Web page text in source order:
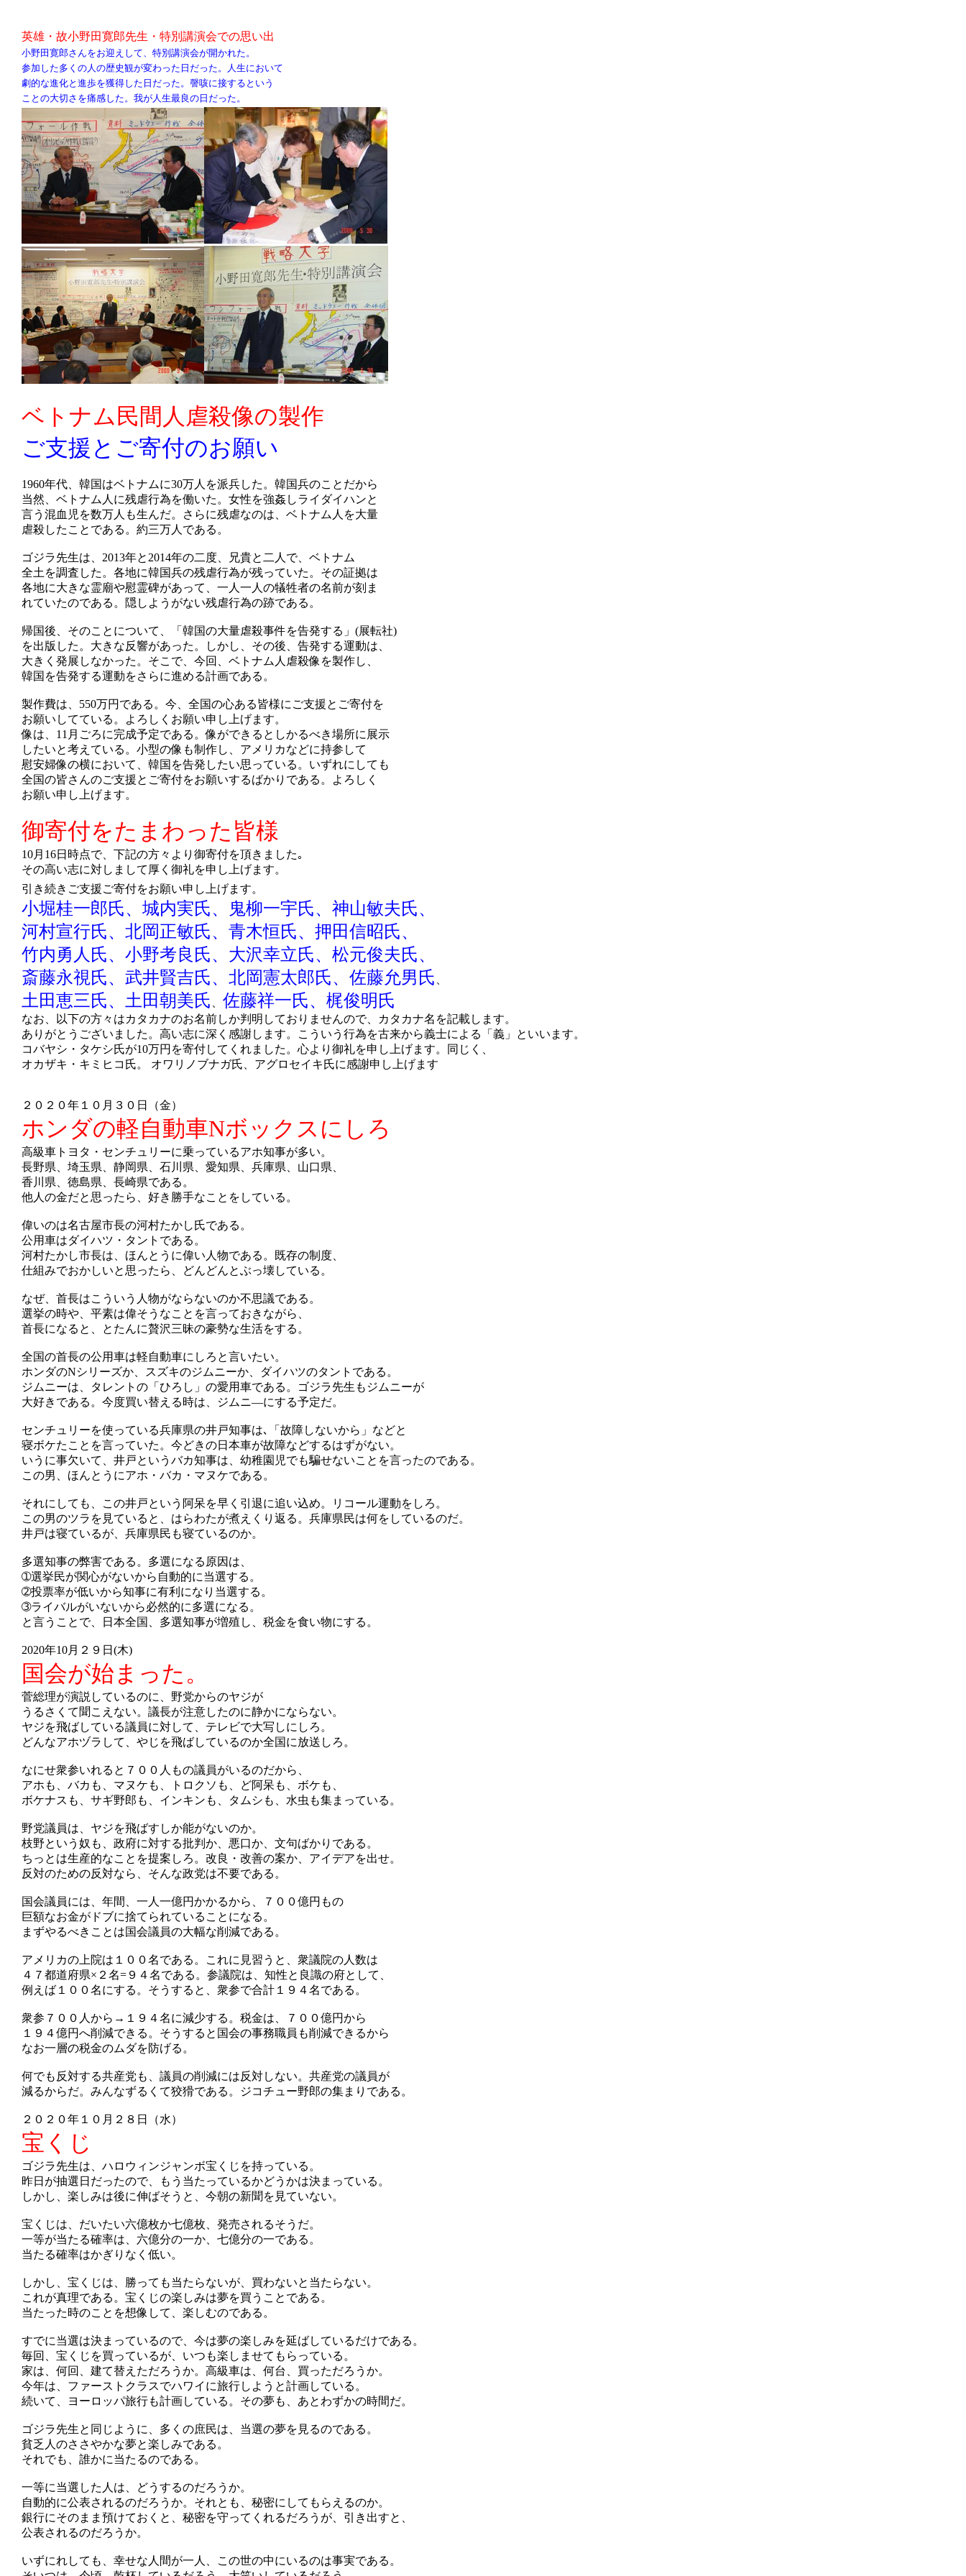
英雄・故小野田寛郎先生・特別講演会での思い出
小野田寛郎さんをお迎えして、特別講演会が開かれた。
参加した多くの人の歴史観が変わった日だった。人生において
劇的な進化と進歩を獲得した日だった。謦咳に接するという
ことの大切さを痛感した。我が人生最良の日だった。
ベトナム民間人虐殺像の製作
ご支援とご寄付のお願い
1960年代、韓国はベトナムに30万人を派兵した。韓国兵のことだから
当然、ベトナム人に残虐行為を働いた。女性を強姦しライダイハンと
言う混血児を数万人も生んだ。さらに残虐なのは、ベトナム人を大量
虐殺したことである。約三万人である。
ゴジラ先生は、2013年と2014年の二度、兄貴と二人で、ベトナム
全土を調査した。各地に韓国兵の残虐行為が残っていた。その証拠は
各地に大きな霊廟や慰霊碑があって、一人一人の犠牲者の名前が刻ま
れていたのである。隠しようがない残虐行為の跡である。
帰国後、そのことについて、「韓国の大量虐殺事件を告発する」(展転社)
を出版した。大きな反響があった。しかし、その後、告発する運動は、
大きく発展しなかった。そこで、今回、ベトナム人虐殺像を製作し、
韓国を告発する運動をさらに進める計画である。
製作費は、550万円である。今、全国の心ある皆様にご支援とご寄付を
お願いしてている。よろしくお願い申し上げます。
像は、11月ごろに完成予定である。像ができるとしかるべき場所に展示
したいと考えている。小型の像も制作し、アメリカなどに持参して
慰安婦像の横において、韓国を告発したい思っている。いずれにしても
全国の皆さんのご支援とご寄付をお願いするばかりである。よろしく
お願い申し上げます。
御寄付をたまわった皆様
10月16日時点で、下記の方々より御寄付を頂きました｡
その高い志に対しまして厚く御礼を申し上げます。
引き続きご支援ご寄付をお願い申し上げます。
小堀桂一郎氏、 城内実氏、鬼柳一宇氏、 神山敏夫氏、
河村宣行氏、 北岡正敏氏、青木恒氏、押田信昭氏、
竹内勇人氏、小野考良氏、大沢幸立氏、松元俊夫氏、
斎藤永視氏、武井賢吉氏、北岡憲太郎氏、佐藤允男氏
土田恵三氏、土田朝美氏 佐藤祥一氏、梶俊明氏
なお、以下の方々はカタカナのお名前しか判明しておりませんので、カタカナ名を記載します。
ありがとうございました。高い志に深く感謝します。こういう行為を古来から義士による「義」といいます。
コバヤシ・タケシ氏が10万円を寄付してくれました。心より御礼を申し上げます。同じく、
オカザキ・キミヒコ氏。 オワリノブナガ氏、アグロセイキ氏に感謝申し上げます
２０２０年１０月３０日（金）
ホンダの軽自動車Nボックスにしろ
高級車トヨタ・センチュリーに乗っているアホ知事が多い。
長野県、埼玉県、静岡県、石川県、愛知県、兵庫県、山口県、
香川県、徳島県、長崎県である。
他人の金だと思ったら、好き勝手なことをしている。
偉いのは名古屋市長の河村たかし氏である。
公用車はダイハツ・タントである。
河村たかし市長は、ほんとうに偉い人物である。既存の制度、
仕組みでおかしいと思ったら、どんどんとぶっ壊している。
なぜ、首長はこういう人物がならないのか不思議である。
選挙の時や、平素は偉そうなことを言っておきながら、
首長になると、とたんに贅沢三昧の豪勢な生活をする。
全国の首長の公用車は軽自動車にしろと言いたい。
ホンダのNシリーズか、スズキのジムニーか、ダイハツのタントである。
ジムニーは、タレントの「ひろし」の愛用車である。ゴジラ先生もジムニーが
大好きである。今度買い替える時は、ジムニ―にする予定だ。
センチュリーを使っている兵庫県の井戸知事は､「故障しないから」などと
寝ボケたことを言っていた。今どきの日本車が故障などするはずがない。
いうに事欠いて、井戸というバカ知事は、幼稚園児でも騙せないことを言ったのである。
この男、ほんとうにアホ・バカ・マヌケである。
それにしても、この井戸という阿呆を早く引退に追い込め。リコール運動をしろ。
この男のツラを見ていると、はらわたが煮えくり返る。兵庫県民は何をしているのだ。
井戸は寝ているが、兵庫県民も寝ているのか。
多選知事の弊害である。多選になる原因は、
➀選挙民が関心がないから自動的に当選する。
➁投票率が低いから知事に有利になり当選する。
➂ライバルがいないから必然的に多選になる。
と言うことで、日本全国、多選知事が増殖し、税金を食い物にする。
2020年10月２９日(木)
国会が始まった。
菅総理が演説しているのに、野党からのヤジが
うるさくて聞こえない。議長が注意したのに静かにならない。
ヤジを飛ばしている議員に対して、テレビで大写しにしろ。
どんなアホヅラして、やじを飛ばしているのか全国に放送しろ。
なにせ衆参いれると７００人もの議員がいるのだから、
アホも、バカも、マヌケも、トロクソも、ど阿呆も、ボケも、
ボケナスも、サギ野郎も、インキンも、タムシも、水虫も集まっている。
野党議員は、ヤジを飛ばすしか能がないのか。
枝野という奴も、政府に対する批判か、悪口か、文句ばかりである。
ちっとは生産的なことを提案しろ。改良・改善の案か、アイデアを出せ。
反対のための反対なら、そんな政党は不要である。
国会議員には、年間、一人一億円かかるから、７００億円もの
巨額なお金がドブに捨てられていることになる。
まずやるべきことは国会議員の大幅な削減である。
アメリカの上院は１００名である。これに見習うと、衆議院の人数は
４７都道府県×２名=９４名である。参議院は、知性と良識の府として、
例えば１００名にする。そうすると、衆参で合計１９４名である。
衆参７００人から→１９４名に減少する。税金は、７００億円から
１９４億円へ削減できる。そうすると国会の事務職員も削減できるから
なお一層の税金のムダを防げる。
何でも反対する共産党も、議員の削減には反対しない。共産党の議員が
減るからだ。みんなずるくて狡猾である。ジコチュー野郎の集まりである。
２０２０年１０月２８日（水）
宝くじ
ゴジラ先生は、ハロウィンジャンボ宝くじを持っている。
昨日が抽選日だったので、もう当たっているかどうかは決まっている。
しかし、楽しみは後に伸ばそうと、今朝の新聞を見ていない。
宝くじは、だいたい六億枚か七億枚、発売されるそうだ。
一等が当たる確率は、六億分の一か、七億分の一である。
当たる確率はかぎりなく低い。
しかし、宝くじは、勝っても当たらないが、買わないと当たらない。
これが真理である。宝くじの楽しみは夢を買うことである。
当たった時のことを想像して、楽しむのである。
すでに当選は決まっているので、今は夢の楽しみを延ばしているだけである。
毎回、宝くじを買っているが、いつも楽しませてもらっている。
家は、何回、建て替えただろうか。高級車は、何台、買っただろうか。
今年は、ファーストクラスでハワイに旅行しようと計画している。
続いて、ヨーロッパ旅行も計画している。その夢も、あとわずかの時間だ。
ゴジラ先生と同じように、多くの庶民は、当選の夢を見るのである。
貧乏人のささやかな夢と楽しみである。
それでも、誰かに当たるのである。
一等に当選した人は、どうするのだろうか。
自動的に公表されるのだろうか。それとも、秘密にしてもらえるのか。
銀行にそのまま預けておくと、秘密を守ってくれるだろうが、引き出すと、
公表されるのだろうか。
いずにれしても、幸せな人間が一人、この世の中にいるのは事実である。